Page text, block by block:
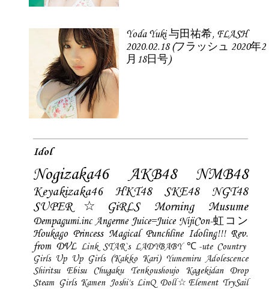
Yoda Yuki 与田祐希, FLASH
2020.02.18 (フラッシュ 2020年2
月18日号)
Idol
Nogizaka46 AKB48 NMB48
Keyakizaka46 HKT48 SKE48
NGT48
SUPER☆GiRLS
Morning Musume
Dempagumi.inc Angerme Juice=Juice NijiCon-虹コン
Houkago Princess Magical Punchline Idoling!!! Rev.
from DVL Link STAR`s LADYBABY ℃-ute Country
Girls Up Up Girls (Kakko Kari) Yumemiru Adolescence
Shiritsu Ebisu Chugaku
Tenkoushoujo Kagekidan
Drop
Steam Girls Kamen Joshi's LinQ Doll☆Element TrySail